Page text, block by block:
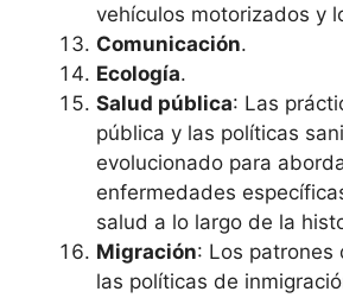
vehículos motorizados y
Comunicación.
Ecología.
Salud pública: Las
pública y las políticas
evolucionado para
enfermedades
salud a lo largo de la
Migración: Los patrones
las políticas de